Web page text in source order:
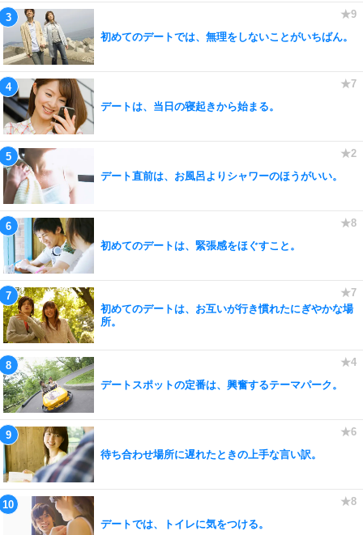
初めてのデートでは、無理をしないことがいちばん。
デートは、当日の寝起きから始まる。
デート直前は、お風呂よりシャワーのほうがいい。
初めてのデートは、緊張感をほぐすこと。
初めてのデートは、お互いが行き慣れたにぎやかな場
所。
デートスポットの定番は、興奮するテーマパーク。
待ち合わせ場所に遅れたときの上手な言い訳。
デートでは、トイレに気をつける。